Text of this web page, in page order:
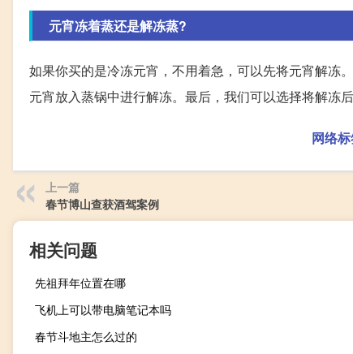
元宵冻着蒸还是解冻蒸?
如果你买的是冷冻元宵，不用着急，可以先将元宵解冻
元宵放入蒸锅中进行解冻。最后，我们可以选择将解冻
网络标
上一篇
春节博山查获酒驾案例
相关问题
先祖拜年位置在哪
飞机上可以带电脑笔记本吗
春节斗地主怎么过的